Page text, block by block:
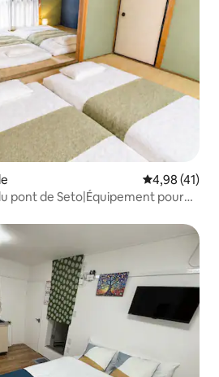
Évaluation
4,98 (41)
pont de Seto|Équipement pour